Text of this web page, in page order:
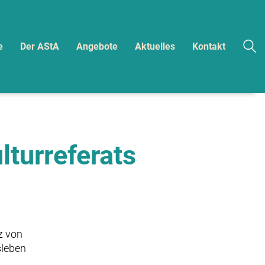
Der AStA Angebote Aktuelles Kontakt
von